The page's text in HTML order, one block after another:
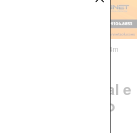
em 28/03/2025 às 09h44m
após
sexual e
Arcoverde, no